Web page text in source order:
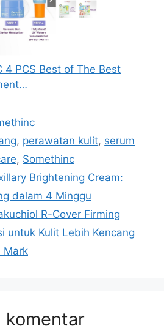
4 PCS Best of The Best
, perawatan kulit, serum
, Somethinc
Brightening Cream:
dalam 4 Minggu
R-Cover Firming
untuk Kulit Lebih Kencang
Mark
komentar